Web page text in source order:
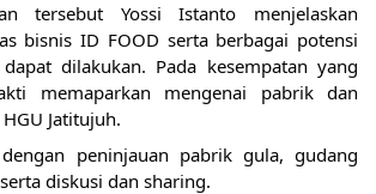
tersebut Yossi Istanto menjelaskan
bisnis ID FOOD serta berbagai potensi
dilakukan. Pada kesempatan yang
memaparkan mengenai pabrik dan
Jatitujuh.
peninjauan pabrik gula, gudang
diskusi dan sharing.